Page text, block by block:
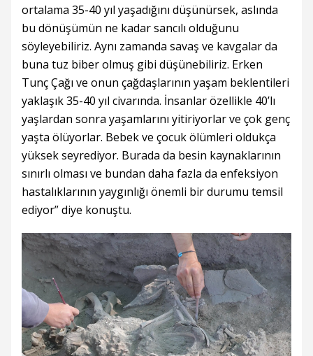
ortalama 35-40 yıl yaşadığını düşünürsek, aslında
bu dönüşümün ne kadar sancılı olduğunu
söyleyebiliriz. Aynı zamanda savaş ve kavgalar da
buna tuz biber olmuş gibi düşünebiliriz. Erken
Tunç Çağı ve onun çağdaşlarının yaşam beklentileri
yaklaşık 35-40 yıl civarında. İnsanlar özellikle 40’lı
yaşlardan sonra yaşamlarını yitiriyorlar ve çok genç
yaşta ölüyorlar. Bebek ve çocuk ölümleri oldukça
yüksek seyrediyor. Burada da besin kaynaklarının
sınırlı olması ve bundan daha fazla da enfeksiyon
hastalıklarının yaygınlığı önemli bir durumu temsil
ediyor” diye konuştu.